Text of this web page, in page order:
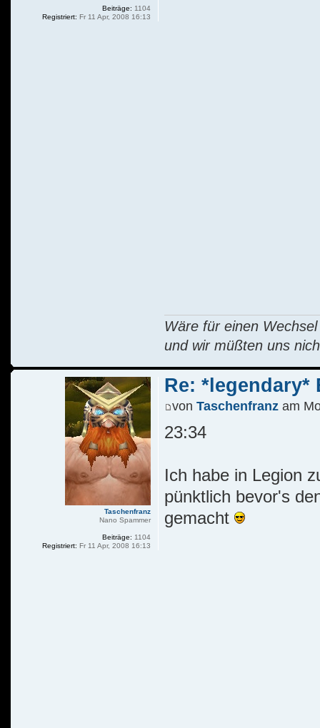
Wäre für einen
und wir müßten uns
Beiträge: 1104
Registriert: Fr 11 Apr, 2008 16:13
Re: *legendary*
von Taschenfranzam
23:34
Ich habe in Legion
pünktlich bevor's
gemacht
Taschenfranz
Nano Spammer
Beiträge: 1104
Registriert: Fr 11 Apr, 2008 16:13